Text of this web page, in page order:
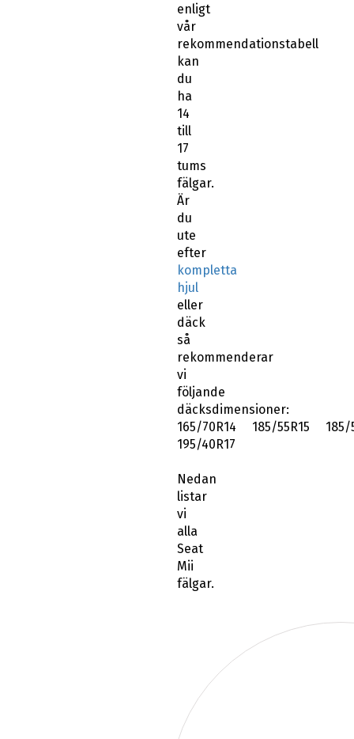
enligt
vår
rekommendationstabell
kan
du
ha
14
till
17
tums
fälgar.
Är
du
ute
efter
kompletta
hjul
eller
däck
så
rekommenderar
vi
följande
däcksdimensioner:
165/70R14 185/55R15 185/
195/40R17
Nedan
listar
vi
alla
Seat
Mii
fälgar.